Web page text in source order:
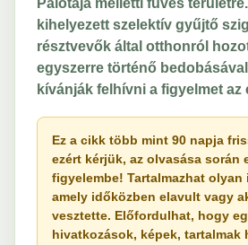
Palotája melletti füves
kihelyezett szelektív gyűjtő
résztvevők által otthonról
egyszerre történő bedobásával
kívánják felhívni a figyelmet az
Ez a cikk több mint 90 napja
ezért kérjük, az olvasása során
figyelembe! Tartalmazhat olyan
amely időközben elavult vagy
vesztette. Előfordulhat, hogy
hivatkozások, képek, tartalmak